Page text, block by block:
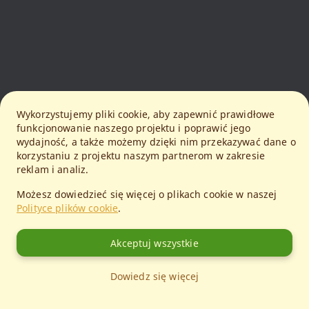
Wykorzystujemy pliki cookie, aby zapewnić prawidłowe
funkcjonowanie naszego projektu i poprawić jego
wydajność, a także możemy dzięki nim przekazywać dane o
korzystaniu z projektu naszym partnerom w zakresie
reklam i analiz.
Możesz dowiedzieć się więcej o plikach cookie w naszej
Polityce plików cookie.
Akceptuj wszystkie
Dowiedz się więcej